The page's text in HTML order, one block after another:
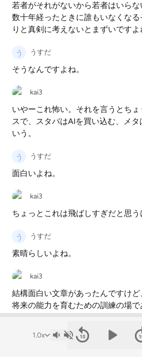
若者がそれがないから若者はいら
数十年経ったときに誰もいなくな
りと真剣に考えないとまずいですよ
うすだ
そうなんですよね。
kai3
いやーこれ怖い。それを言うとち
スで、スタバはAIを買い込む、メタ
いう。
うすだ
面白いよね。
kai3
ちょっとこれは飛ばしすぎだと思う
うすだ
素晴らしいよね。
kai3
結構面白い文章があったんですけ
将来の能力を育むための訓練の場で
その結果若手育成システムが崩壊
すけど若手が減れば中堅も減って、